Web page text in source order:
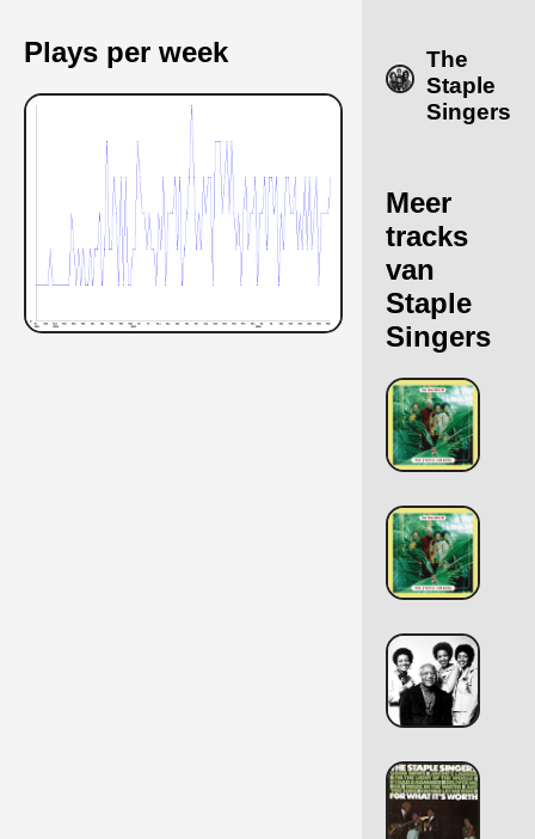
Plays per week
The
Staple
Singers
Meer
tracks
van
Staple
Singers